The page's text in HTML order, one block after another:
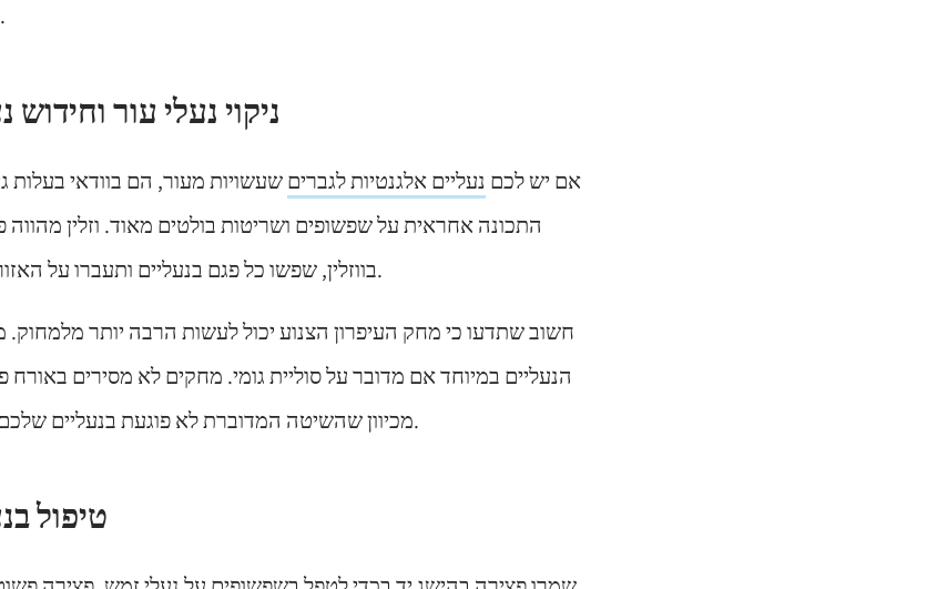
להתבהר או להיעלם לגמרי.
ניקוי נעלי עור
אם יש לכם נעליים אלגנטיות לגבריםשעשויות מעור, הם בוודאי בעלות
התכונה אחראית על שפשופים ושריטות בולטים מאוד. וזלין מהווה
בווזלין, שפשו כל פגם בנעליים ותעברו על האזור המטופל עם מטלית נקייה.
חשוב שתדעו כי מחק העיפרון הצנוע יכול לעשות הרבה יותר מלמחוק.
הנעליים במיוחד אם מדובר על סוליית גומי. מחקים לא מסירים
מכיוון שהשיטה המדוברת לא פוגעת בנעליים שלכם בהחלט שווה לנסות אותה.
טיפול